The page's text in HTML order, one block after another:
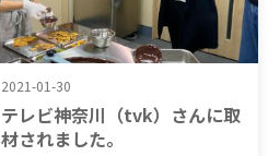
2021-01-30
テレビ神奈川（tvk）さんに取
材されました。